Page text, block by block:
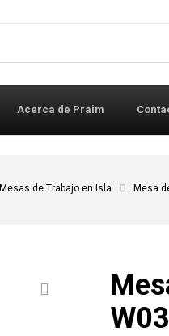
Acerca de Praim
Mesas de Trabajo en Isla Mesa